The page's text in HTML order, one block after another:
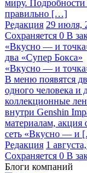
миру. Подробности
правильно […]
Редакция 29 июля,
Сохраняется 0 В
«Вкусно — и
два «Супер Бокса»
«Вкусно — и
В меню появятся
одного человека и
коллекционные
внутри Genshin
материалам, акция
сеть «Вкусно — и
Редакция 1
Сохраняется 0 В
Блоги компаний